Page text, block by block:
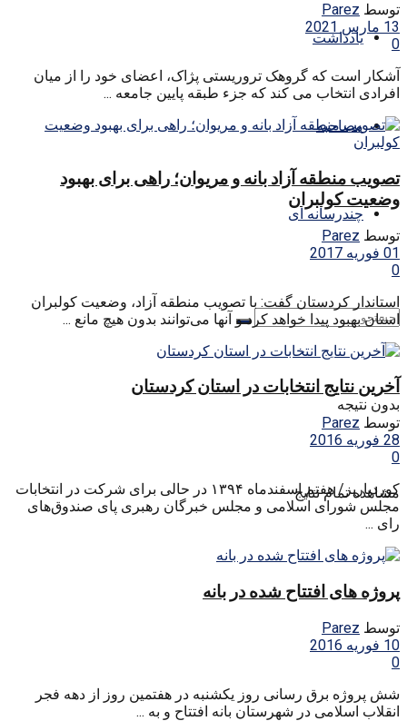
یادداشت
مصاحبه
چندرسانه ای
بدون نتیجه
مشاهده تمام نتایج
توسط Parez
13 مارس 2021
0
آشکار است که گروهک تروریستی پژاک، اعضای خود را از میان
افرادی انتخاب می کند که جزء طبقه پایین جامعه ...
تصویب منطقه آزاد بانه و مریوان؛ راهی برای بهبود
وضعیت کولبران
توسط Parez
01 فوریه 2017
0
‌استاندار کردستان گفت: با تصویب منطقه آزاد، وضعیت کولبران
استان بهبود پیدا خواهد کرد و آنها می‌توانند بدون هیچ مانع ...
آخرین نتایج انتخابات در استان کردستان
توسط Parez
28 فوریه 2016
0
کوردپاریز/ هفتم اسفندماه ۱۳۹۴ در حالی برای شرکت در انتخابات
مجلس شورای اسلامی و مجلس خبرگان رهبری پای صندوق‌های
رای ...
پروژه های افتتاح شده در بانه
توسط Parez
10 فوریه 2016
0
شش پروژه برق رسانی روز یکشنبه در هفتمین روز از دهه فجر
انقلاب اسلامی در شهرستان بانه افتتاح و به ...